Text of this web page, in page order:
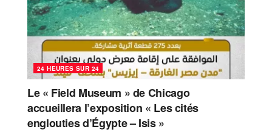
24 HEURES SUR 24
Le « Field Museum » de Chicago
accueillera l’exposition « Les cités
englouties d’Égypte – Isis »